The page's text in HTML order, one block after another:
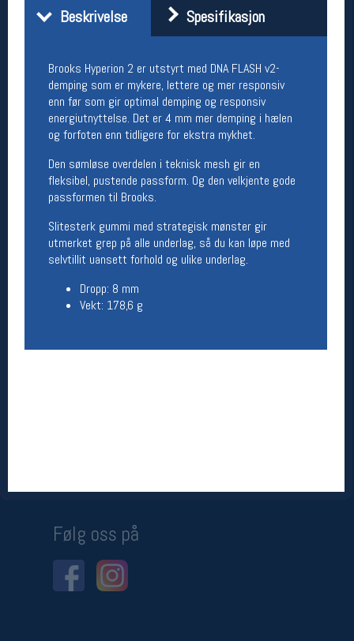
Beskrivelse Spesifikasjon
Brooks Hyperion 2 er utstyrt med DNA FLASH v2-
demping som er mykere, lettere og mer responsiv
enn før som gir optimal demping og responsiv
energiutnyttelse. Det er 4 mm mer demping i hælen
og forfoten enn tidligere for ekstra mykhet.
Den sømløse overdelen i teknisk mesh gir en
fleksibel, pustende passform. Og den velkjente gode
passformen til Brooks.
Slitesterk gummi med strategisk mønster gir
utmerket grep på alle underlag, så du kan løpe med
selvtillit uansett forhold og ulike underlag.
Dropp: 8 mm
Vekt: 178,6 g
Team Oslo Sportslager
Magasinet
Medlemstilbud og aktiviteter
MELD DEG INN GRATIS
Åpningstider verkstedet
Man-Fredag:
11-18
Lørdag:
Om verkstedet
For å bestille time må du logge inn i
nettbutikken og trykke på den nederste blå
linjen
Følg oss på